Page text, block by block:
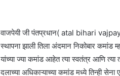
वाजपेयी जी पंतप्रधान( atal bihari
स्थापना झाली तिला अंदमान निकोबार कमांड
यांच्या ज्या कमांड आहेत त्या स्वतंत्र आणि
दलाच्या अधिकाऱ्याच्या कमांड मध्ये तिन्ही